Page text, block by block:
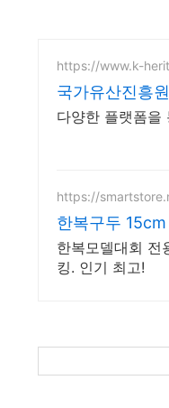
https://www.k-
국가유산진흥
다양한 플랫폼을
https://
한복구두
한복모델대회 전
킹. 인기 최고!